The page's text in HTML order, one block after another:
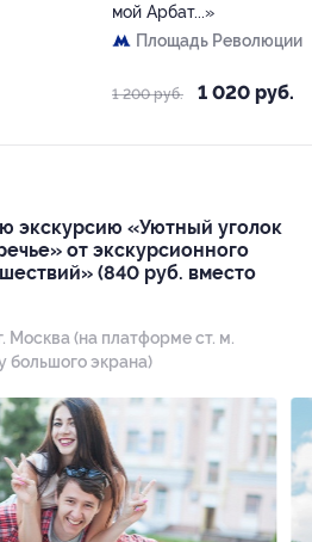
мой Арбат...»
Площадь Революции
1 200 руб. 1 020 руб.
экскурсию «Уютный уголок
от экскурсионного
(840 руб. вместо
Москва (на платформе ст. м.
экрана)